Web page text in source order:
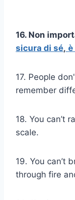
16. Non
sicura di sé, è
17. People
remember
18. You can’t
scale.
19. You can’t
through fire